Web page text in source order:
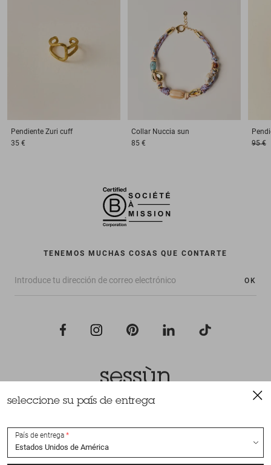
Pendiente Zuri cuff
35 €
Collar Nuccia sun
85 €
95 €
TENEMOS MUCHAS COSAS QUE CONTARTE
OK
Todos los derechos reservados Sessùn 2022
seleccione su país de entrega
País de entrega